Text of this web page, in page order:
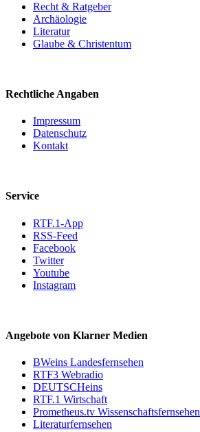
Recht & Ratgeber
Archäologie
Literatur
Glaube & Christentum
Rechtliche Angaben
Impressum
Datenschutz
Kontakt
Service
RTF.1-App
RSS-Feed
Facebook
Twitter
Youtube
Instagram
Angebote von Klarner Medien
BWeins Landesfernsehen
RTF3 Webradio
DEUTSCHeins
RTF.1 Wirtschaft
Prometheus.tv Wissenschaftsfernsehen
Literaturfernsehen